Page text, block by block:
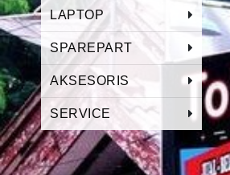
LAPTOP
SPAREPART
AKSESORIS
SERVICE